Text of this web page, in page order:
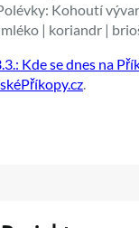
Kohoutí
| koriandr |
Kde se dnes na
.